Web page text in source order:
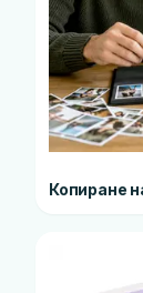
Копиране